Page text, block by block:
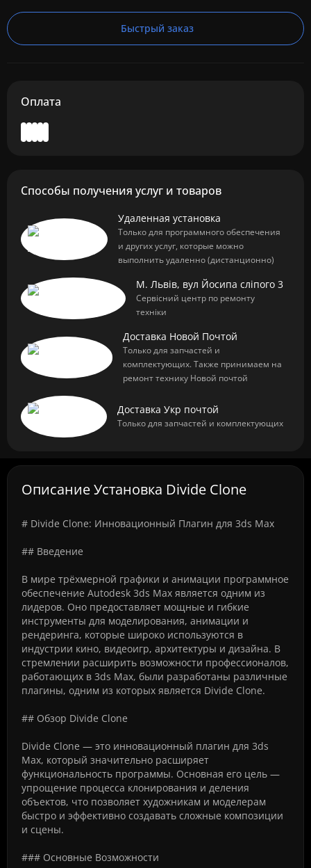
Быстрый заказ
Оплата
Способы получения услуг и товаров
Удаленная установка
Только для программного обеспечения
и других услуг, которые можно
выполнить удаленно (дистанционно)
М. Львів, вул Йосипа сліпого 3
Сервісний центр по ремонту
техніки
Доставка Новой Почтой
Только для запчастей и
комплектующих. Также принимаем на
ремонт технику Новой почтой
Доставка Укр почтой
Только для запчастей и комплектующих
Описание Установка Divide Clone
# Divide Clone: Инновационный Плагин для 3ds Max
## Введение
В мире трёхмерной графики и анимации программное
обеспечение Autodesk 3ds Max является одним из
лидеров. Оно предоставляет мощные и гибкие
инструменты для моделирования, анимации и
рендеринга, которые широко используются в
индустрии кино, видеоигр, архитектуры и дизайна. В
стремлении расширить возможности профессионалов,
работающих в 3ds Max, были разработаны различные
плагины, одним из которых является Divide Clone.
## Обзор Divide Clone
Divide Clone — это инновационный плагин для 3ds
Max, который значительно расширяет
функциональность программы. Основная его цель —
упрощение процесса клонирования и деления
объектов, что позволяет художникам и моделерам
быстро и эффективно создавать сложные композиции
и сцены.
### Основные Возможности